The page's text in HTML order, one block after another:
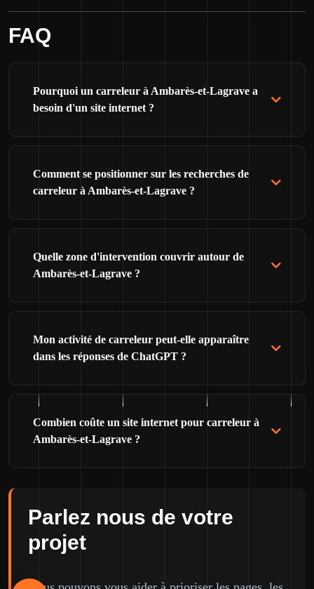
FAQ
Pourquoi un carreleur à Ambarès-et-Lagrave a
besoin d'un site internet ?
Comment se positionner sur les recherches de
carreleur à Ambarès-et-Lagrave ?
Quelle zone d'intervention couvrir autour de
Ambarès-et-Lagrave ?
Mon activité de carreleur peut-elle apparaître
dans les réponses de ChatGPT ?
Combien coûte un site internet pour carreleur à
Ambarès-et-Lagrave ?
Parlez nous de votre
projet